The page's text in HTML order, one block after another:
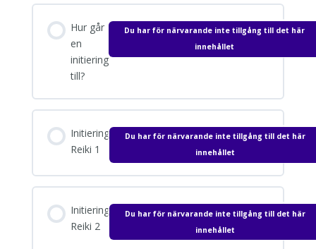
0% SLUTFÖRT 0/1 Steps
Vad är egentligen en initiering?
Hur går
en
initiering
till?
Du har för närvarande inte tillgång till det här
innehållet
Initiering
Reiki 1
Du har för närvarande inte tillgång till det här
innehållet
Initiering
Reiki 2
Du har för närvarande inte tillgång till det här
innehållet